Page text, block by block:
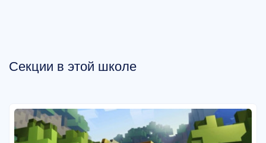
Секции в этой школе